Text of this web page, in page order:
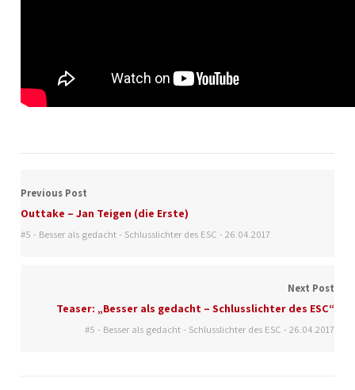
Previous Post
Outtake – Jan Teigen (die Erste)
#5 - Besser als gedacht - Schlusslichter des ESC - 26.04.2017
Next Post
Teaser: „Besser als gedacht – Schlusslichter des ESC“
#5 - Besser als gedacht - Schlusslichter des ESC - 26.04.2017